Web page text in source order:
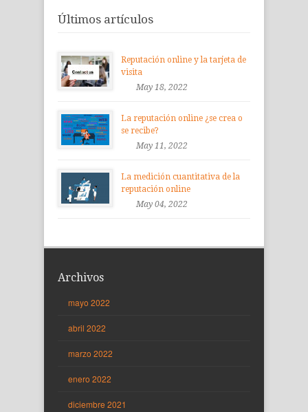
Últimos artículos
Reputación online y la tarjeta de
visita
May 18, 2022
La reputación online ¿se crea o
se recibe?
May 11, 2022
La medición cuantitativa de la
reputación online
May 04, 2022
Archivos
mayo 2022
abril 2022
marzo 2022
enero 2022
diciembre 2021